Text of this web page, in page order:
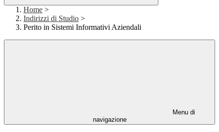
Home >
Indirizzi di Studio >
Perito in Sistemi Informativi Aziendali
Menu di
navigazione